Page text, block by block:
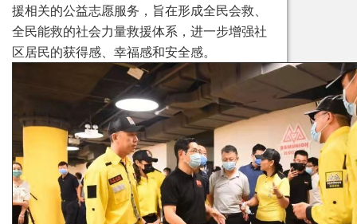
援相关的公益志愿服务，旨在形成全民会救、
全民能救的社会力量救援体系，进一步增强社
区居民的获得感、幸福感和安全感。